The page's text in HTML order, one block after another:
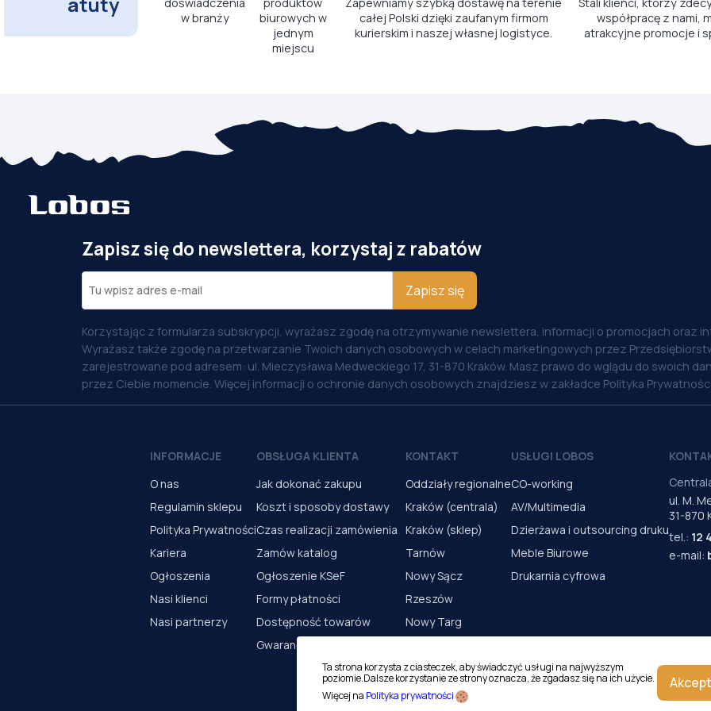
w branży
biurowych w
jednym
miejscu
całej Polski dzięki zaufanym firmom
kurierskim i naszej własnej logistyce.
współpracę z nami,
atrakcyjne promocje i
Zapisz się do newslettera, korzystaj z rabatów
Zapisz się
Korzystając z formularza subskrypcji, wyrażasz zgodę na otrzymywanie newslettera, informacji o promocjach oraz
Wyrażasz także zgodę na przetwarzanie Twoich danych osobowych w celach marketingowych przez
zarejestrowane pod adresem: ul. Mieczysława Medweckiego 17, 31-870 Kraków. Masz prawo do wglądu do swoich
przez Ciebie momencie. Więcej informacji o ochronie danych osobowych znajdziesz w zakładce Polityka
INFORMACJE
O nas
Regulamin sklepu
Polityka Prywatności
Kariera
Ogłoszenia
Nasi klienci
Nasi partnerzy
OBSŁUGA KLIENTA
Jak dokonać zakupu
Koszt i sposoby dostawy
Czas realizacji zamówienia
Zamów katalog
Ogłoszenie KSeF
Formy płatności
Dostępność towarów
Gwarancja i serwis urządzeń
KONTAKT
Oddziały regionalne
Kraków (centrala)
Kraków (sklep)
Tarnów
Nowy Sącz
Rzeszów
Nowy Targ
Katowice
Magazyn Kraków
USŁUGI LOBOS
CO-working
AV/Multimedia
Dzierżawa i outsourcing druku
Meble Biurowe
Drukarnia cyfrowa
ul. M.
31-870
tel.: 12
e-mail:
Ta strona korzysta z ciasteczek, aby świadczyć usługi na najwyższym
poziomie.Dalsze korzystanie ze strony oznacza, że zgadasz się na ich użycie.
Więcej na Polityka prywatności